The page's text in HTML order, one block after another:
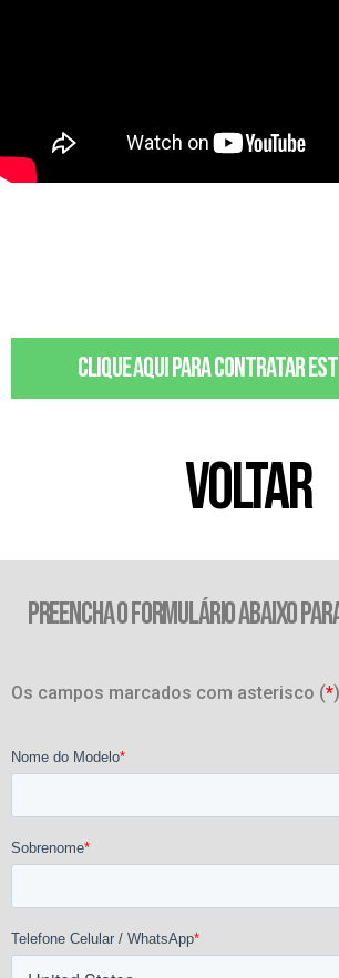
Clique aqui para contratar
VOLTAR
PREENCHA O FORMULÁRIO ABAIXO
Os campos marcados com asterisco (*